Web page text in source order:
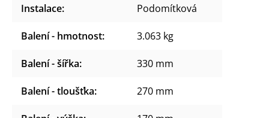
Instalace: Podomítková
Balení - hmotnost: 3.063 kg
Balení - šířka: 330 mm
Balení - tloušťka: 270 mm